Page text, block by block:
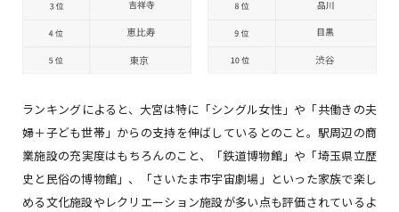
ランキングによると、大宮は特に「シングル女性」や「共働きの夫
婦＋子ども世帯」からの支持を伸ばしているとのこと。駅周辺の商
業施設の充実度はもちろんのこと、「鉄道博物館」や「埼玉県立歴
史と民俗の博物館」、「さいたま市宇宙劇場」といった家族で楽し
める文化施設やレクリエーション施設が多い点も評価されているよ